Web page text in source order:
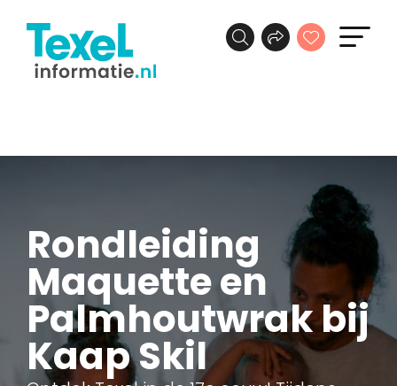
Rondleiding
Maquette en
Palmhoutwrak bij
Kaap Skil